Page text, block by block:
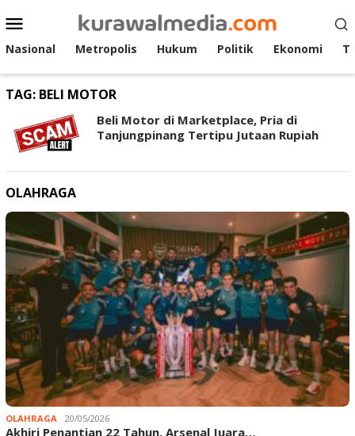
ke
konten
Menu
Mobile
Nasional Metropolis Hukum Politik Ekonomi
TAG: BELI MOTOR
Beli Motor di Marketplace, Pria di
Tanjungpinang Tertipu Jutaan Rupiah
OLAHRAGA
OLAHRAGA 20/05/2026
Akhiri Penantian 22 Tahun, Arsenal Juara…